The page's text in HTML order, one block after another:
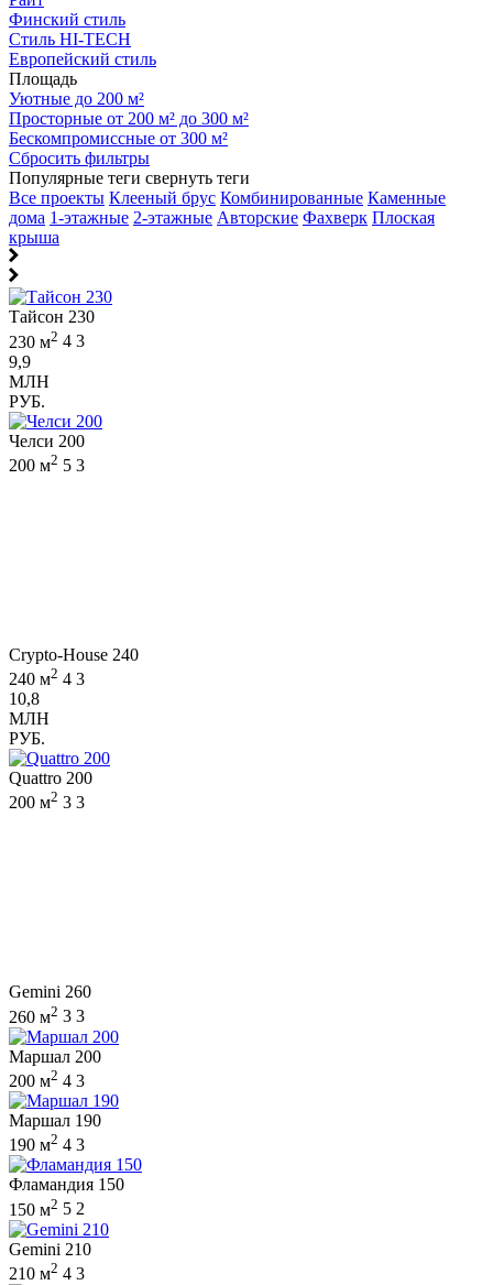
Финский стиль
Стиль HI-TECH
Европейский стиль
Площадь
Уютные до 200 м²
Просторные от 200 м² до 300 м²
Бескомпромиссные от 300 м²
Сбросить фильтры
Популярные теги свернуть теги
Все проекты Клееный брус Комбинированные Каменные
дома 1-этажные 2-этажные Авторские Фахверк Плоская
крыша
Тайсон 230
230 м2 4 3
9,9
МЛН
РУБ.
Челси 200
200 м2 5 3
Crypto-House 240
240 м2 4 3
10,8
МЛН
РУБ.
Quattro 200
200 м2 3 3
Gemini 260
260 м2 3 3
Маршал 200
200 м2 4 3
Маршал 190
190 м2 4 3
Фламандия 150
150 м2 5 2
Gemini 210
210 м2 4 3